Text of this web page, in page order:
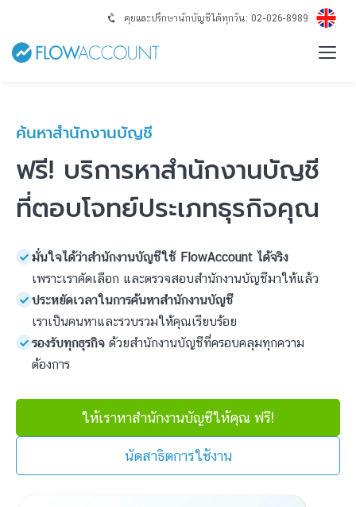
คุยและปรึกษานักบัญชีได้ทุกวัน: 02-026-8989
ค้นหาสำนักงานบัญชี
ฟรี! บริการหาสำนักงานบัญชี
ที่ตอบโจทย์ประเภทธุรกิจคุณ
เพราะเราคัดเลือก และตรวจสอบสำนักงานบัญชีมาให้แล้ว
เราเป็นคนหาและรวบรวมให้คุณเรียบร้อย
รองรับทุกธุรกิจ ด้วยสำนักงานบัญชีที่ครอบคลุมทุกความ
ต้องการ
ให้เราหาสำนักงานบัญชีให้คุณ ฟรี!
นัดสาธิตการใช้งาน